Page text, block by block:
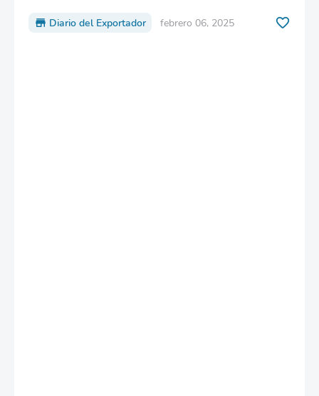
Diario del Exportador febrero 06, 2025